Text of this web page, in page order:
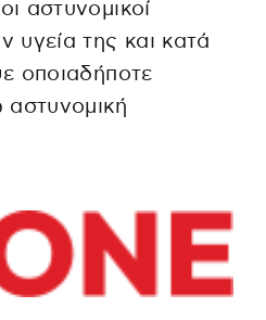
αστυνομικοί
υγεία της και κατά
οποιαδήποτε
αστυνομική